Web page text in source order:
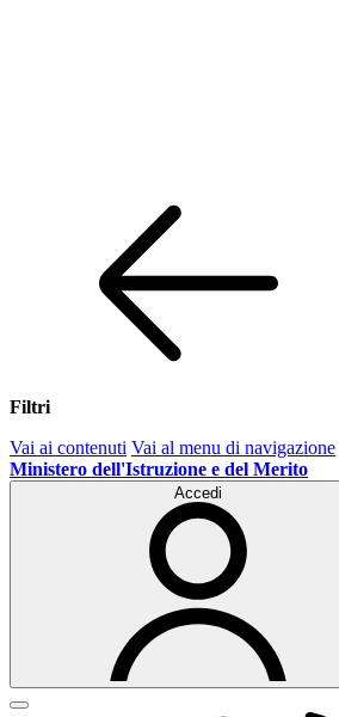
Filtri
Vai ai contenuti Vai al menu di navigazione
Ministero dell'Istruzione e del Merito
Accedi